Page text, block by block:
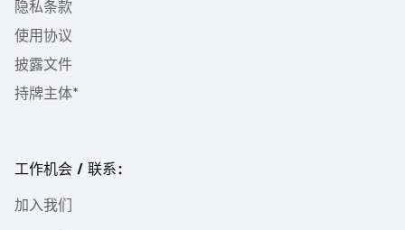
隐私条款
使用协议
披露文件
持牌主体*
工作机会 / 联系：
加入我们